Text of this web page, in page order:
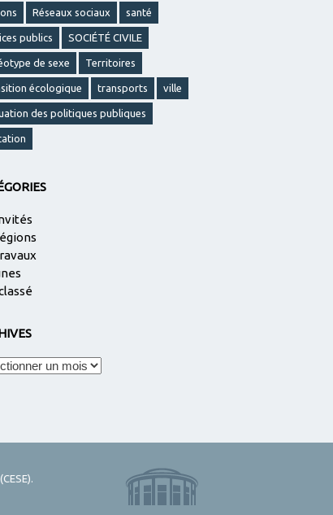
Réseaux sociaux santé
publics SOCIÉTÉ CIVILE
de sexe Territoires
écologique transports ville
des politiques publiques